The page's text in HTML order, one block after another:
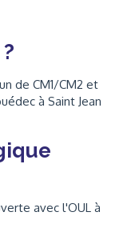
de CM1/CM2 et
à Saint Jean
avec l'OUL à